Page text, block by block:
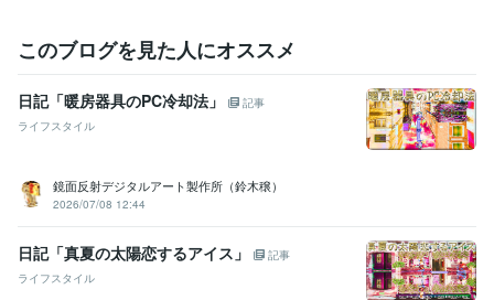
このブログを見た人にオススメ
日記「暖房器具のPC冷却法」
記事
ライフスタイル
鏡面反射デジタルアート製作所（鈴木穣）
2026/07/08 12:44
日記「真夏の太陽恋するアイス」
記事
ライフスタイル